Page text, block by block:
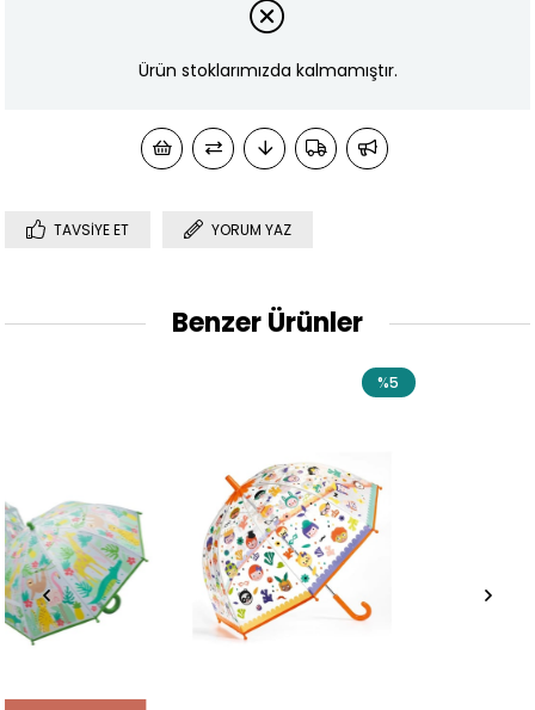
Ürün stoklarımızda kalmamıştır.
TAVSIYE ET YORUM YAZ
Benzer Ürünler